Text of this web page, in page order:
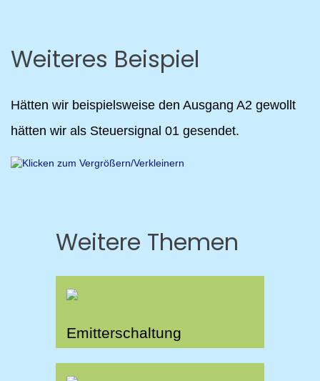
Weiteres Beispiel
Hätten wir beispielsweise den Ausgang A2 gewollt
hätten wir als Steuersignal 01 gesendet.
Weitere Themen
Emitterschaltung